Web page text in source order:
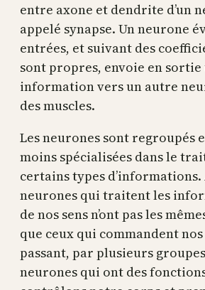
entre axone et dendrite d’un
appelé synapse. Un neurone
entrées, et suivant des
sont propres, envoie en sortie
information vers un autre
des muscles.
Les neurones sont regroupés
moins spécialisées dans le
certains types d’informations.
neurones qui traitent les
de nos sens n’ont pas les
que ceux qui commandent
passant, par plusieurs
neurones qui ont des